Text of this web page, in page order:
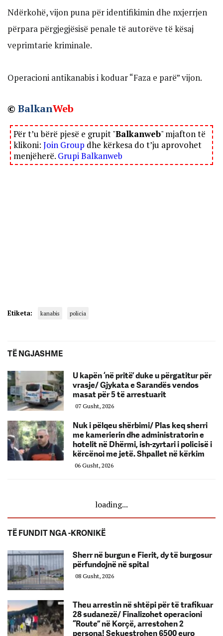
Ndërkohë, vijon puna për identifikimin dhe nxjerrjen
përpara përgjegjësisë penale të autorëve të kësaj
veprimtarie kriminale.
Operacioni antikanabis i koduar “Faza e parë” vijon.
© BalkanWeb
Për t’u bërë pjesë e grupit "Balkanweb" mjafton të
klikoni: Join Group dhe kërkesa do t’ju aprovohet
menjëherë. Grupi Balkanweb
Etiketa: kanabis policia
TË NGJASHME
U kapën ‘në pritë’ duke u përgatitur për
vrasje/ Gjykata e Sarandës vendos
masat për 5 të arrestuarit
07 Gusht, 2026
Nuk i pëlqeu shërbimi/ Plas keq sherri
me kamerierin dhe administratorin e
hotelit në Dhërmi, ish-zyrtari i policisë i
kërcënoi me jetë. Shpallet në kërkim
06 Gusht, 2026
loading...
TË FUNDIT NGA -KRONIKË
Sherr në burgun e Fierit, dy të burgosur
përfundojnë në spital
08 Gusht, 2026
Theu arrestin në shtëpi për të trafikuar
28 sudanezë/ Finalizohet operacioni
“Route” në Korçë, arrestohen 2
persona! Sekuestrohen 6500 euro